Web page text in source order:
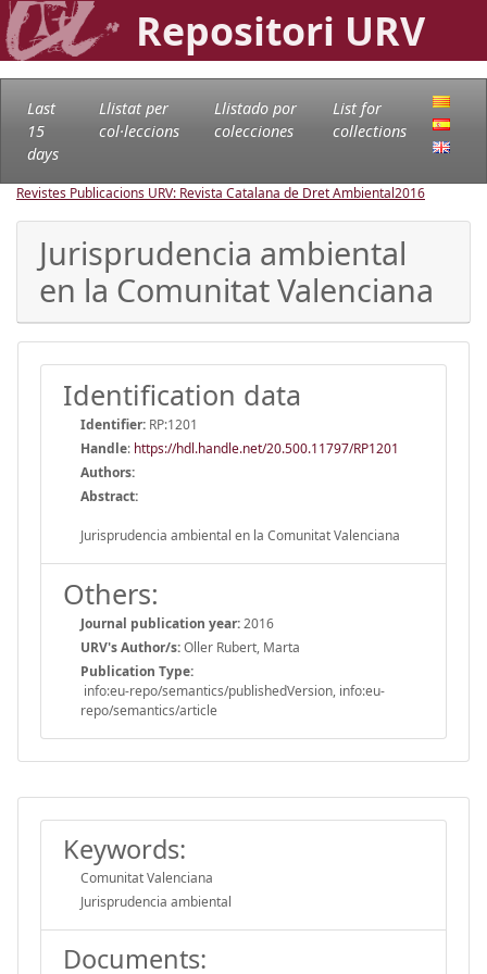
Repositori URV
Last
15
days
Llistat per
col·leccions
Llistado por
colecciones
List for
collections
Revistes Publicacions URV: Revista Catalana de Dret Ambiental2016
Jurisprudencia ambiental
en la Comunitat Valenciana
Identification data
Identifier: RP:1201
Handle: https://hdl.handle.net/20.500.11797/RP1201
Authors:
Abstract:
Jurisprudencia ambiental en la Comunitat Valenciana
Others:
Journal publication year:2016
URV's Author/s:Oller Rubert, Marta
Publication Type:
info:eu-repo/semantics/publishedVersion, info:eu-
repo/semantics/article
Keywords:
Comunitat Valenciana
Jurisprudencia ambiental
Documents: